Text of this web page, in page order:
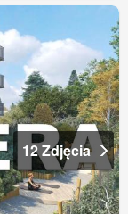
12 Zdjęcia